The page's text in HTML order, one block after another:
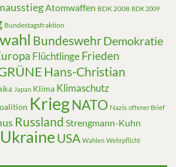
Atomwaffen BDK 2008 BDK 2009
Bundestagsfraktion
BundeswehrDemokratie
FlüchtlingeFrieden
Hans-Christian
Japan Klima Klimaschutz
KriegNATO Nazis offener Brief
Russland Strengmann-Kuhn
UkraineUSA Wahlen Wehrpflicht